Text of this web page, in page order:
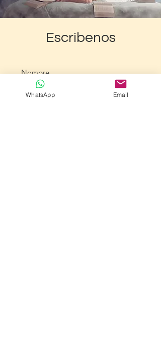
Escríbenos
WhatsApp Email